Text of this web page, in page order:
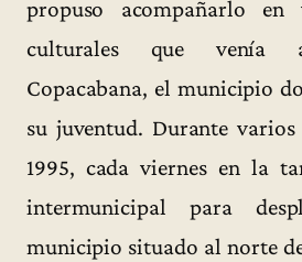
propuso acompañarlo en
culturales que venía
Copacabana, el municipio
su juventud. Durante varios
1995, cada viernes en la
intermunicipal para
municipio situado al norte